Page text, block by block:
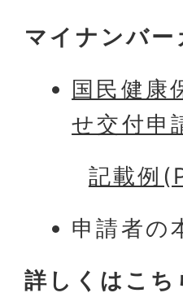
マイナンバ
国民健康
せ交付申
記載例
申請者の
詳しくはこ